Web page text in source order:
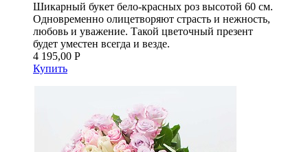
Шикарный букет бело-красных роз высотой 60 см.
Одновременно олицетворяют страсть и нежность,
любовь и уважение. Такой цветочный презент
будет уместен всегда и везде.
4 195,00 Р
Купить